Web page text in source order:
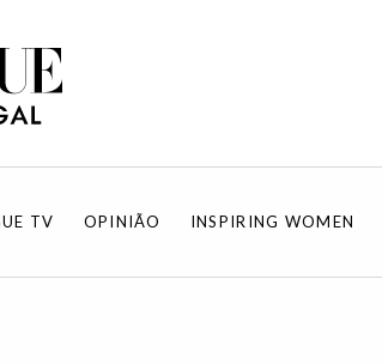
TV OPINIÃO INSPIRING WOMEN